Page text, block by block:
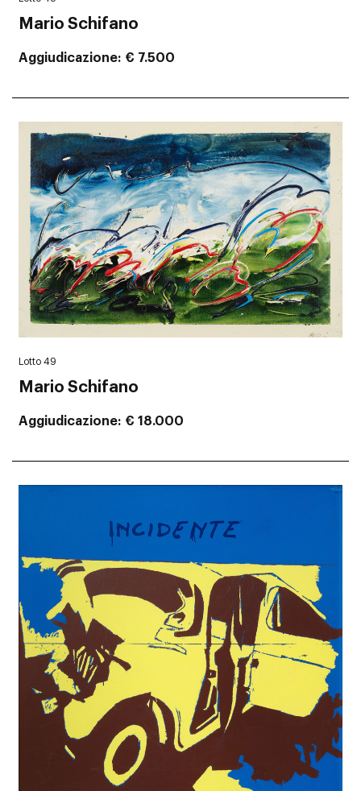
Mario Schifano
Aggiudicazione € 7.500
Lotto 49
Mario Schifano
Aggiudicazione € 18.000